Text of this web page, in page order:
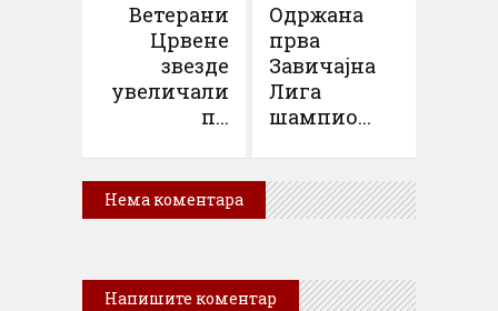
Ветерани
Црвене
звезде
увеличали
п...
Одржана
прва
Завичајна
Лига
шампио...
Нема коментара
Напишите коментар